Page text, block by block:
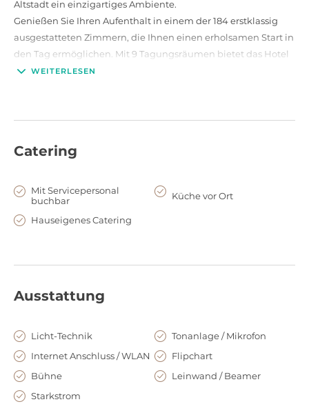
Altstadt ein einzigartiges Ambiente.
Genießen Sie Ihren Aufenthalt in einem der 184 erstklassig
ausgestatteten Zimmern, die Ihnen einen erholsamen Start in
den Tag ermöglichen. Mit 9 Tagungsräumen bietet das Hotel
auch ideale Möglichkeiten für Konferenzen, während unsere
entspannten Atmosphäre unseres Soft-Wellnessbereichs.
WEITERLESEN
Catering
Mit Servicepersonal
buchbar
Küche vor Ort
Hauseigenes Catering
Ausstattung
Licht-Technik
Tonanlage / Mikrofon
Internet Anschluss / WLAN
Flipchart
Bühne
Leinwand / Beamer
Starkstrom